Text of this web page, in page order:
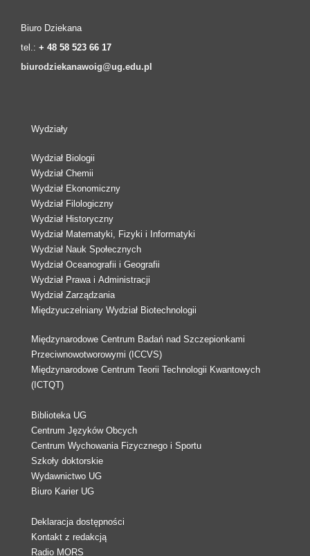
Biuro Dziekana
tel.: + 48 58 523 66 17
biurodziekanawoig@ug.edu.pl
Wydziały
Wydział Biologii
Wydział Chemii
Wydział Ekonomiczny
Wydział Filologiczny
Wydział Historyczny
Wydział Matematyki, Fizyki i Informatyki
Wydział Nauk Społecznych
Wydział Oceanografii i Geografii
Wydział Prawa i Administracji
Wydział Zarządzania
Międzyuczelniany Wydział Biotechnologii
Międzynarodowe Centrum Badań nad Szczepionkami
Przeciwnowotworowymi (ICCVS)
Międzynarodowe Centrum Teorii Technologii Kwantowych
(ICTQT)
Biblioteka UG
Centrum Języków Obcych
Centrum Wychowania Fizycznego i Sportu
Szkoły doktorskie
Wydawnictwo UG
Biuro Karier UG
Deklaracja dostępności
Kontakt z redakcją
Radio MORS